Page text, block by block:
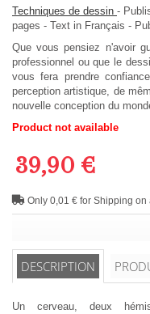
Techniques de dessin -
pages - Text in Français -
Que vous pensiez n'avoir
professionnel ou que le
vous fera prendre
perception artistique, de
nouvelle conception du
Product not available
39,90 €
Only 0,01 € for Shipping
DESCRIPTION
Un cerveau, deux